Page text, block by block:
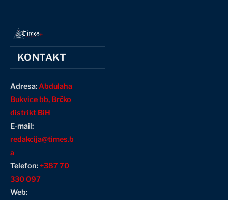
KONTAKT
Adresa: Abdulaha
Bukvice bb, Brčko
distrikt BiH
E-mail:
redakcija@times.b
a
Telefon:+387 70
330 097
Web: